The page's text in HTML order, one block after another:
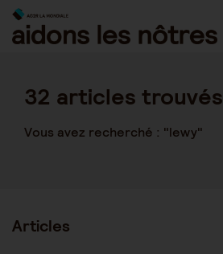
Skip
content
32 articles trouvés
Vous avez recherché : "lewy"
Articles